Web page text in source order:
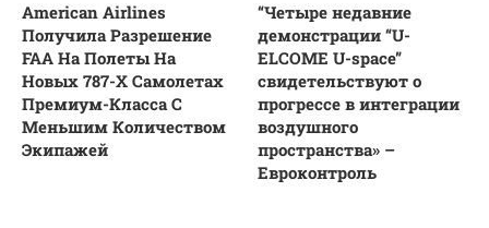
American Airlines
Получила Разрешение
FAA На Полеты На
Новых 787-Х Самолетах
Премиум-Класса С
Меньшим Количеством
Экипажей
“Четыре недавние
демонстрации “U-
ELCOME U-space”
свидетельствуют о
прогрессе в интеграции
воздушного
пространства» –
Евроконтроль